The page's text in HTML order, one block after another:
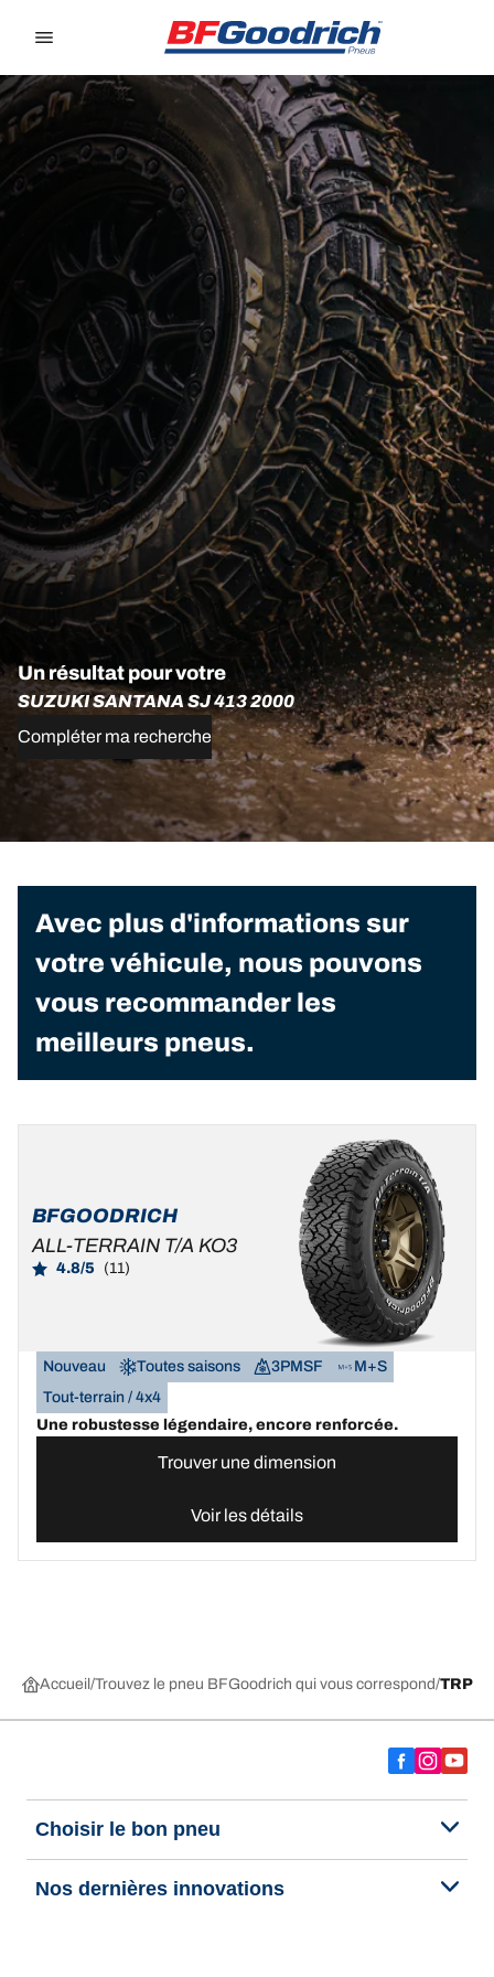
Un résultat pour votre
SUZUKI SANTANA SJ 413 2000
Compléter ma recherche
Avec plus d'informations sur
votre véhicule, nous pouvons
vous recommander les
meilleurs pneus.
BFGOODRICH
ALL-TERRAIN T/A KO3
4.8/5 (11)
Nouveau Toutes saisons 3PMSF
M+S
Tout-terrain / 4x4
Une robustesse légendaire, encore renforcée.
Trouver une dimension
Voir les détails
Accueil Trouvez le pneu BFGoodrich qui vous correspond TRP
Choisir le bon pneu
Nos dernières innovations